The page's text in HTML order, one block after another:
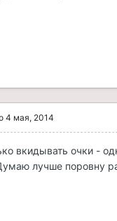
4 мая, 2014
вкидывать очки -
лучше поровну